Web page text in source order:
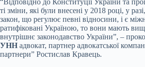
“Відповідно до Конституції України та
ті зміни, які були внесені у 2018 році, у
закон, що регулює певні відносини, і є
ратифіковані Україною, то вони мають
внутрішнє законодавство України”, –
УНН адвокат, партнер адвокатської
партнери” Ростислав Кравець.